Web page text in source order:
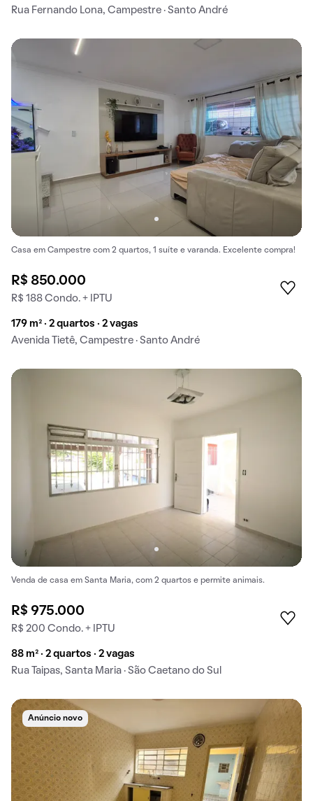
Rua Fernando Lona, Campestre · Santo André
Casa em Campestre com 2 quartos, 1 suíte e varanda. Excelente compra!
R$ 850.000
R$ 188 Condo. + IPTU
179 m² · 2 quartos · 2 vagas
Avenida Tietê, Campestre · Santo André
Venda de casa em Santa Maria, com 2 quartos e permite animais.
R$ 975.000
R$ 200 Condo. + IPTU
88 m² · 2 quartos · 2 vagas
Rua Taipas, Santa Maria · São Caetano do Sul
Anúncio novo